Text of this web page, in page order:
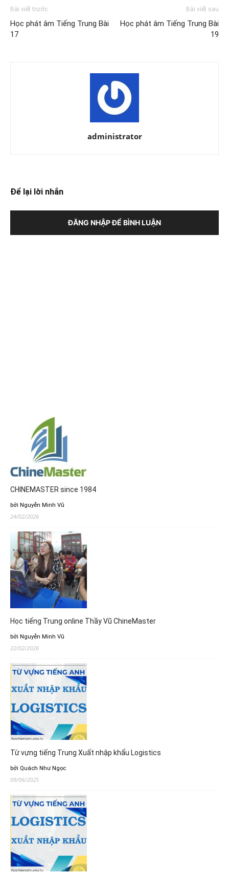
Bài viết trước
Học phát âm Tiếng Trung Bài
17
Bài viết sau
Học phát âm Tiếng Trung Bài
19
administrator
Để lại lời nhắn
ĐĂNG NHẬP ĐỂ BÌNH LUẬN
CHINEMASTER since 1984
bởi Nguyễn Minh Vũ
24/02/2026
Học tiếng Trung online Thầy Vũ ChineMaster
bởi Nguyễn Minh Vũ
22/02/2026
Từ vựng tiếng Trung Xuất nhập khẩu Logistics
bởi Quách Như Ngọc
09/06/2025